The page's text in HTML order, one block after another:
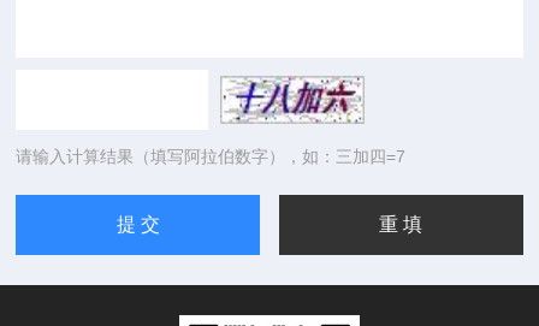
请输入计算结果（填写阿拉伯数字），如：三加四=7